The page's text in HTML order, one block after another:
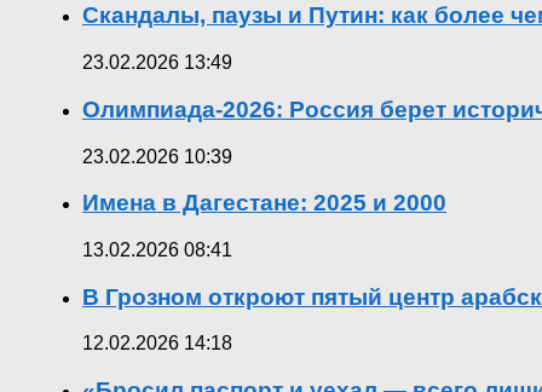
Скандалы, паузы и Путин: как более
23.02.2026 13:49
Олимпиада-2026: Россия берет
23.02.2026 10:39
Имена в Дагестане: 2025 и 2000
13.02.2026 08:41
В Грозном откроют пятый центр
12.02.2026 14:18